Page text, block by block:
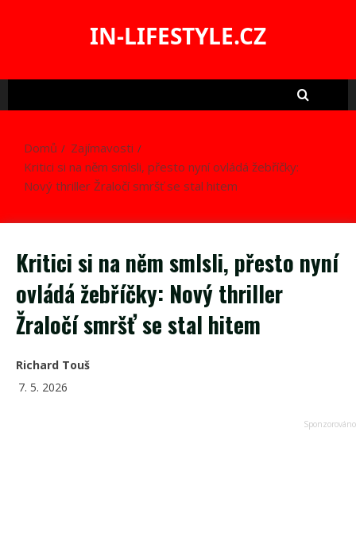
IN-LIFESTYLE.CZ
Domů
Zajímavosti
Kritici si na něm smlsli, přesto nyní ovládá žebříčky:
Nový thriller Žraločí smršť se stal hitem
Kritici si na něm smlsli, přesto nyní
ovládá žebříčky: Nový thriller
Žraločí smršť se stal hitem
Richard Touš
7. 5. 2026